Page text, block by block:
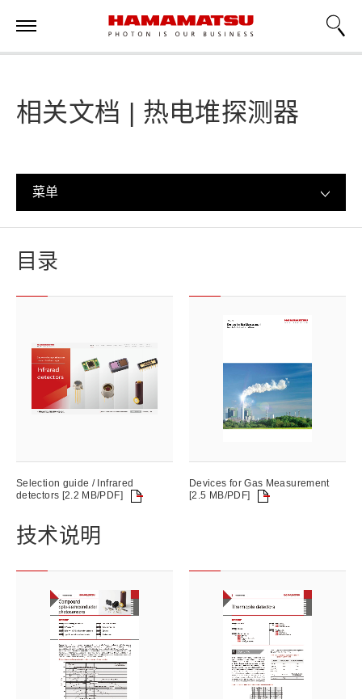
相关文档 | 热电堆探测器
菜单
目录
Selection guide / Infrared
detectors [2.2 MB/PDF]
Devices for Gas Measurement
[2.5 MB/PDF]
技术说明